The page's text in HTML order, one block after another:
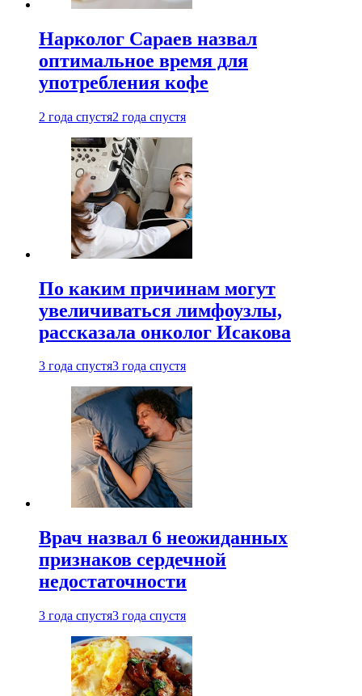
Нарколог Сараев назвал
оптимальное время для
употребления кофе
2 года спустя2 года спустя
По каким причинам могут
увеличиваться лимфоузлы,
рассказала онколог Исакова
3 года спустя3 года спустя
Врач назвал 6 неожиданных
признаков сердечной
недостаточности
3 года спустя3 года спустя